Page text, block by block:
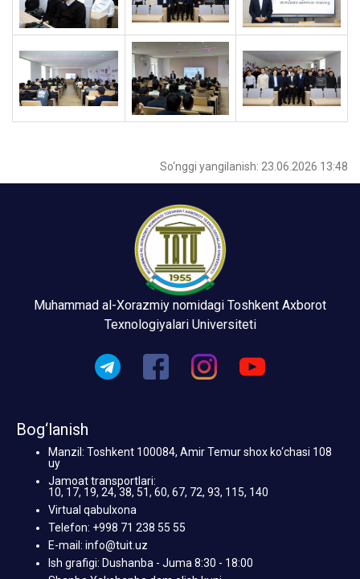
So‘nggi yangilanish: 23.06.2026 13:48
Muhammad al-Xorazmiy nomidagi Toshkent Axborot
Texnologiyalari Universiteti
Bog‘lanish
Manzil: Toshkent 100084, Amir Temur shox ko‘chasi 108
uy
Jamoat transportlari:
10, 17, 19, 24, 38, 51, 60, 67, 72, 93, 115, 140
Virtual qabulxona
Telefon: +998 71 238 55 55
E-mail: info@tuit.uz
Ish grafigi: Dushanba - Juma 8:30 - 18:00